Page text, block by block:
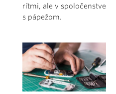
rítmi, ale v spoločenstve
s pápežom.